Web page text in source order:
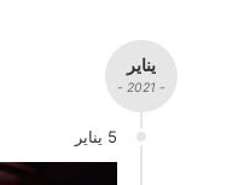
يناير
- 2021 -
5 يناير